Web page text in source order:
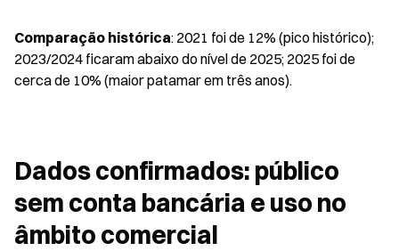
Comparação histórica: 2021 foi de 12% (pico histórico);
2023/2024 ficaram abaixo do nível de 2025; 2025 foi de
cerca de 10% (maior patamar em três anos).
Dados confirmados: público
sem conta bancária e uso no
âmbito comercial